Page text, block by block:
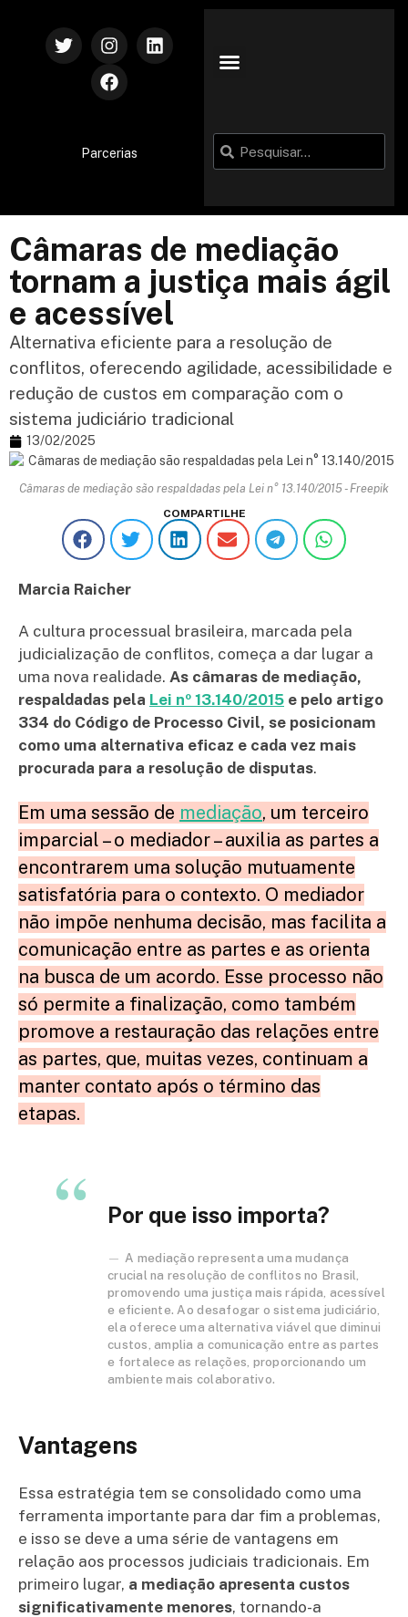
Parcerias
Câmaras de mediação
tornam a justiça mais ágil
e acessível
Alternativa eficiente para a resolução de
conflitos, oferecendo agilidade, acessibilidade e
redução de custos em comparação com o
sistema judiciário tradicional
13/02/2025
Câmaras de mediação são respaldadas pela Lei n° 13.140/2015 - Freepik
COMPARTILHE
Marcia Raicher
A cultura processual brasileira, marcada pela
judicialização de conflitos, começa a dar lugar a
uma nova realidade. As câmaras de mediação,
respaldadas pela Lei nº 13.140/2015 e pelo artigo
334 do Código de Processo Civil, se posicionam
como uma alternativa eficaz e cada vez mais
procurada para a resolução de disputas.
Em uma sessão de mediação, um terceiro
imparcial – o mediador – auxilia as partes a
encontrarem uma solução mutuamente
satisfatória para o contexto. O mediador
não impõe nenhuma decisão, mas facilita a
comunicação entre as partes e as orienta
na busca de um acordo. Esse processo não
só permite a finalização, como também
promove a restauração das relações entre
as partes, que, muitas vezes, continuam a
manter contato após o término das
etapas.
Por que isso importa?
A mediação representa uma mudança
crucial na resolução de conflitos no Brasil,
promovendo uma justiça mais rápida, acessível
e eficiente. Ao desafogar o sistema judiciário,
ela oferece uma alternativa viável que diminui
custos, amplia a comunicação entre as partes
e fortalece as relações, proporcionando um
ambiente mais colaborativo.
Vantagens
Essa estratégia tem se consolidado como uma
ferramenta importante para dar fim a problemas,
e isso se deve a uma série de vantagens em
relação aos processos judiciais tradicionais. Em
primeiro lugar, a mediação apresenta custos
significativamente menores, tornando-a